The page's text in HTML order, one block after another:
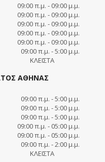
09:00 π.μ. - 09:00 μ.μ.
09:00 π.μ. - 09:00 μ.μ.
09:00 π.μ. - 09:00 μ.μ.
09:00 π.μ. - 09:00 μ.μ.
09:00 π.μ. - 09:00 μ.μ.
09:00 π.μ. - 5:00 μ.μ.
ΚΛΕΙΣΤΑ
ΑΘΗΝΑΣ
09:00 π.μ. - 5:00 μ.μ.
09:00 π.μ. - 5:00 μ.μ.
09:00 π.μ. - 5:00 μ.μ.
09:00 π.μ. - 05:00 μ.μ.
09:00 π.μ. - 05:00 μ.μ.
09:00 π.μ. - 2:00 μ.μ.
ΚΛΕΙΣΤΑ